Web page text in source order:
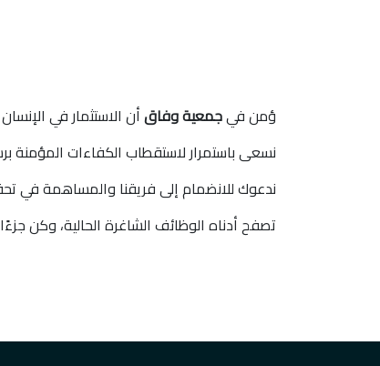
ؤمن فيجمعية وفاقأن الاستثمار في
نسعى باستمرار لاستقطاب الكفاءات المؤمنة
ندعوك للانضمام إلى فريقنا والمساهمة في
تصفح أدناه الوظائف الشاغرة الحالية، وكن